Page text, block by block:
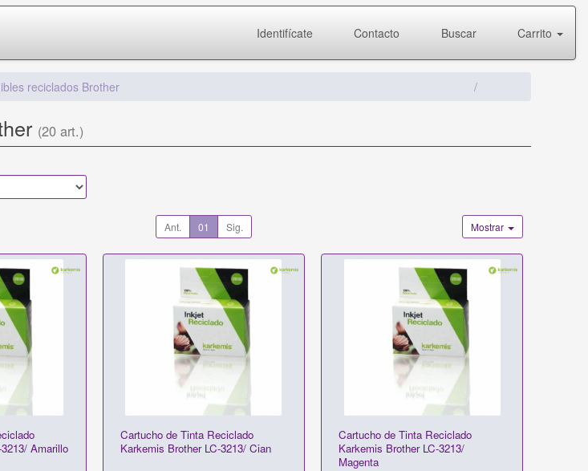
Identifícate Contacto Buscar Carrito
reciclados Brother
(20 art.)
Ant. 01 Sig. Mostrar
Amarillo
Cartucho de Tinta Reciclado
Karkemis Brother LC-3213/ Cian
Cartucho de Tinta Reciclado
Karkemis Brother LC-3213/
Magenta